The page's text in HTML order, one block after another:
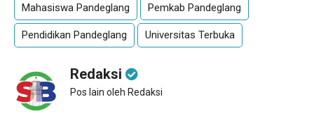
Mahasiswa Pandeglang Pemkab Pandeglang
Pendidikan Pandeglang Universitas Terbuka
Redaksi
Pos lain oleh Redaksi